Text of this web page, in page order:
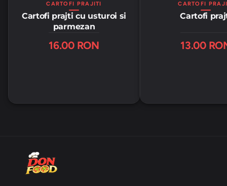
CARTOFI PRAJITI
Cartofi prajti cu usturoi si
parmezan
16.00 RON
CARTOFI
Cartofi
13.00